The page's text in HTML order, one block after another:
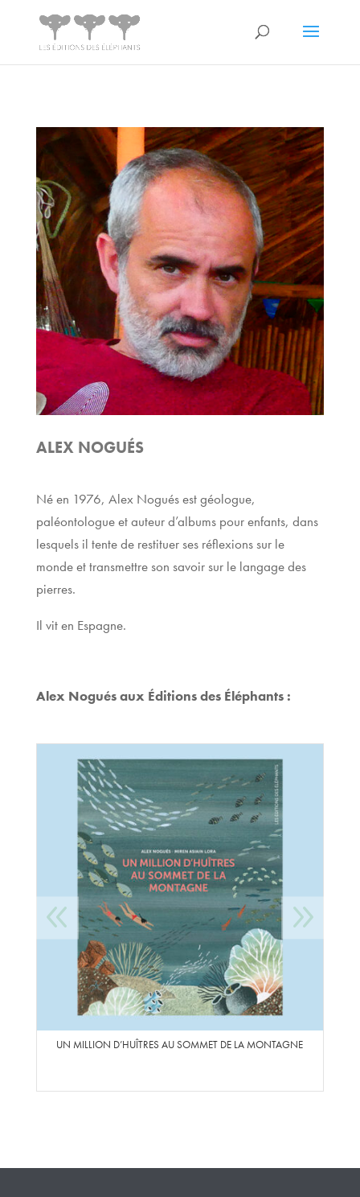
ALEX NOGUÉS
Né en 1976, Alex Nogués est géologue,
paléontologue et auteur d’albums pour enfants, dans
lesquels il tente de restituer ses réflexions sur le
monde et transmettre son savoir sur le langage des
pierres.
Il vit en Espagne.
Alex Nogués aux Éditions des Éléphants :
UN MILLION D’HUÎTRES AU SOMMET DE LA MONTAGNE